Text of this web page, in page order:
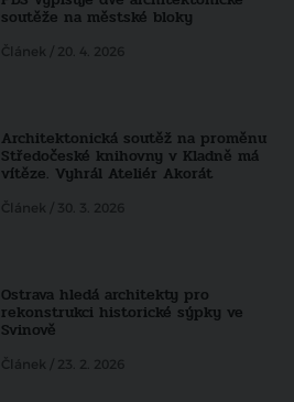
soutěže na městské bloky
Článek / 20. 4. 2026
Architektonická soutěž na proměnu
Středočeské knihovny v Kladně má
vítěze. Vyhrál Ateliér Akorát
Článek / 30. 3. 2026
Ostrava hledá architekty pro
rekonstrukci historické sýpky ve
Svinově
Článek / 23. 2. 2026